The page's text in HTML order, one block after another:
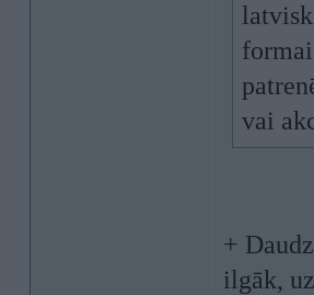
vai
+
ilgāk,